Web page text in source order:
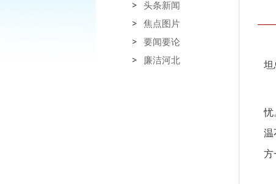
头条新闻
焦点图片
要闻要论
廉洁河北
坦
忧
温
方